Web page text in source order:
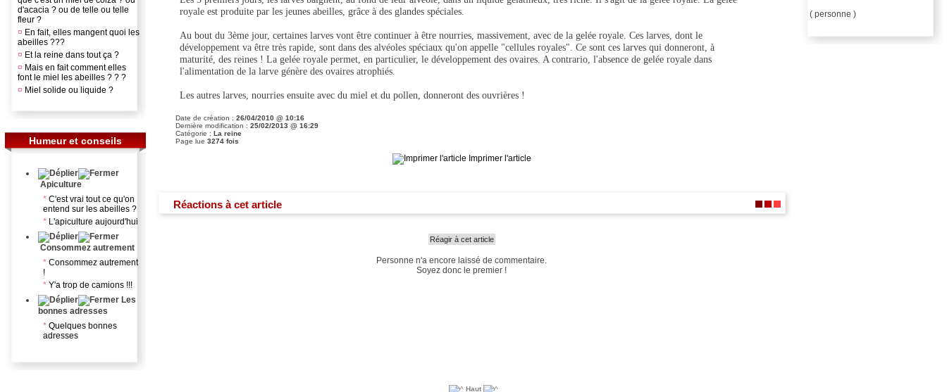
d'acacia ? ou de telle ou telle
fleur ?
¤ En fait, elles mangent quoi les
abeilles ???
¤ Et la reine dans tout ça ?
¤ Mais en fait comment elles
font le miel les abeilles ? ? ?
¤ Miel solide ou liquide ?
Humeur et conseils
Apiculture
* C'est vrai tout ce qu'on
entend sur les abeilles ?
* L'apiculture aujourd'hui
Consommez autrement
* Consommez autrement
!
* Y'a trop de camions !!!
Les
bonnes adresses
* Quelques bonnes
adresses
royale est produite par les jeunes abeilles, grâce à des glandes spéciales.
Au bout du 3ème jour, certaines larves vont être continuer à être nourries, massivement, avec de la gelée royale. Ces larves, dont le
développement va être très rapide, sont dans des alvéoles spéciaux qu'on appelle "cellules royales". Ce sont ces larves qui donneront, à
maturité, des reines ! La gelée royale permet, en particulier, le développement des ovaires. A contrario, l'absence de gelée royale dans
l'alimentation de la larve génère des ovaires atrophiés.
Les autres larves, nourries ensuite avec du miel et du pollen, donneront des ouvrières !
Date de création : 26/04/2010 @ 10:16
Dernière modification : 25/02/2013 @ 16:29
Catégorie : La reine
Page lue 3274 fois
Imprimer l'article
Réactions à cet article
Réagir à cet article
Personne n'a encore laissé de commentaire.
Soyez donc le premier !
( personne )
Haut